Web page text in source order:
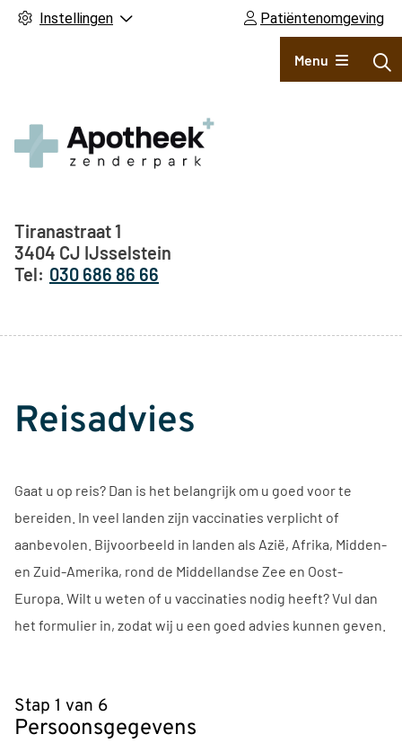
Instellingen Patiëntenomgeving
Hoofdmenu
Menu
Adresgegevens
Tiranastraat 1
3404 CJ IJsselstein
030 686 86 66
Reisadvies
Gaat u op reis? Dan is het belangrijk om u goed voor te
bereiden. In veel landen zijn vaccinaties verplicht of
aanbevolen. Bijvoorbeeld in landen als Azië, Afrika, Midden-
en Zuid-Amerika, rond de Middellandse Zee en Oost-
Europa. Wilt u weten of u vaccinaties nodig heeft? Vul dan
het formulier in, zodat wij u een goed advies kunnen geven.
Stap 1 van 6
Persoonsgegevens